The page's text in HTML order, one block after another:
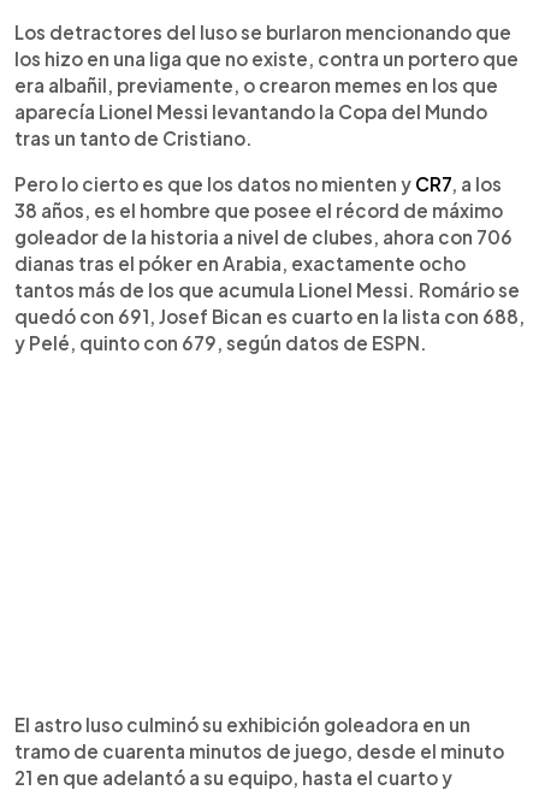
Los detractores del luso se burlaron mencionando que
los hizo en una liga que no existe, contra un portero que
era albañil, previamente, o crearon memes en los que
aparecía Lionel Messi levantando la Copa del Mundo
tras un tanto de Cristiano.
Pero lo cierto es que los datos no mienten y CR7, a los
38 años, es el hombre que posee el récord de máximo
goleador de la historia a nivel de clubes, ahora con 706
dianas tras el póker en Arabia, exactamente ocho
tantos más de los que acumula Lionel Messi. Romário se
quedó con 691, Josef Bican es cuarto en la lista con 688,
y Pelé, quinto con 679, según datos de ESPN.
El astro luso culminó su exhibición goleadora en un
tramo de cuarenta minutos de juego, desde el minuto
21 en que adelantó a su equipo, hasta el cuarto y